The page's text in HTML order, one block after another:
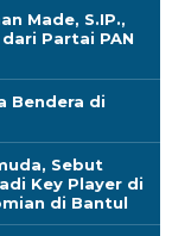
Made, S.IP.,
dari Partai PAN
Bendera di
Sebut
Key Player di
di Bantul